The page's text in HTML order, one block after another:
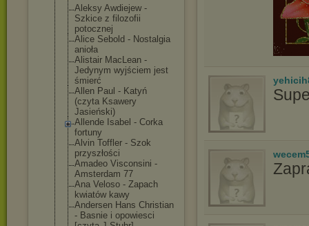
Aleksy Awdiejew -
Szkice z filozofii
potocznej
Alice Sebold - Nostalgia
anioła
Alistair MacLean -
Jedynym wyjściem jest
śmierć
Allen Paul - Katyń
(czyta Ksawery
Jasieński)
Allende Isabel - Corka
fortuny
Alvin Toffler - Szok
przyszłości
Amadeo Visconsini -
Amsterdam 77
Ana Veloso - Zapach
kwiatów kawy
Andersen Hans Christian
- Basnie i opowiesci